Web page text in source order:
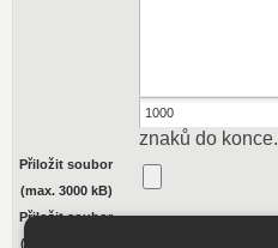
znaků do konce.
Přiložit soubor
(max. 3000 kB)
Přiložit soubor
(max. 3000 kB)